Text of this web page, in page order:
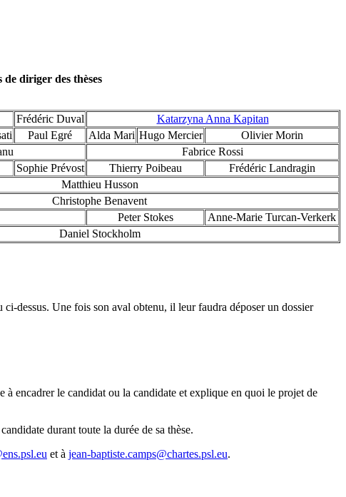
diriger des thèses
Frédéric Duval
Katarzyna Anna Kapitan
Paul Egré Alda Mari Hugo Mercier
Olivier Morin
Fabrice Rossi
Sophie Prévost Thierry Poibeau
Frédéric Landragin
Matthieu Husson
Christophe Benavent
Peter Stokes
Anne-Marie Turcan-Verkerk
Daniel Stockholm
dessus. Une fois son aval obtenu, il leur faudra déposer un dossier
encadrer le candidat ou la candidate et explique en quoi le projet de
durant toute la durée de sa thèse.
et à jean-baptiste.camps@chartes.psl.eu.